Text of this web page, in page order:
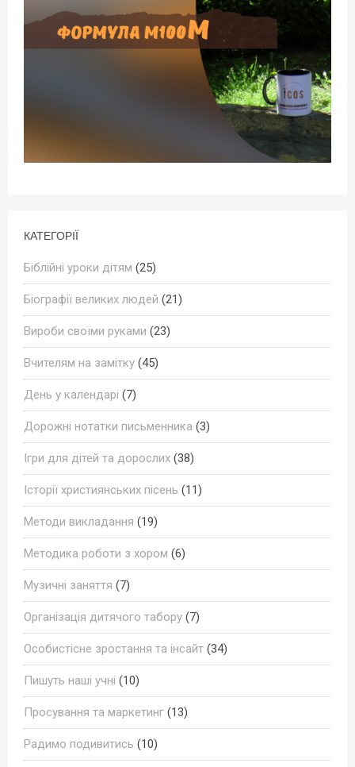
КАТЕГОРІЇ
Біблійні уроки дітям (25)
Біографії великих людей (21)
Вироби своїми руками (23)
Вчителям на замітку (45)
День у календарі (7)
Дорожні нотатки письменника (3)
Ігри для дітей та дорослих (38)
Історії християнських пісень (11)
Методи викладання (19)
Методика роботи з хором (6)
Музичні заняття (7)
Організація дитячого табору (7)
Особистісне зростання та інсайт (34)
Пишуть наші учні (10)
Просування та маркетинг (13)
Радимо подивитись (10)